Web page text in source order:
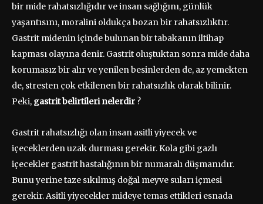
bir mide rahatsızlığıdır ve insan sağlığını, günlük
yaşantısını, moralini oldukça bozan bir rahatsızlıktır.
Gastrit midenin içinde bulunan bir tabakanın iltihap
kapması olayına denir. Gastrit oluştuktan sonra mide daha
korumasız bir alır ve yenilen besinlerden de, az yemekten
de, stresten çok etkilenen bir rahatsızlık olarak bilinir.
Peki, gastrit belirtileri nelerdir ?
Gastrit rahatsızlığı olan insan asitli yiyecek ve
içeceklerden uzak durması gerekir. Kola gibi gazlı
içecekler gastrit hastalığının bir numaralı düşmanıdır.
Bunu yerine taze sıkılmış doğal meyve suları içmesi
gerekir. Asitli yiyecekler mideye temas ettikleri esnada